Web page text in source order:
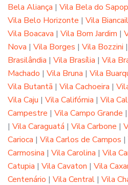
Bela Aliança | Vila Bela do
Vila Belo Horizonte | Vila
Vila Boacava | Vila Bom Jardim |
Nova | Vila Borges | Vila Bozzini |
Brasilândia | Vila Brasília | Vila
Machado | Vila Bruna | Vila
Vila Butantã | Vila Cachoeira |
Vila Caju | Vila Califórnia | Vila
Campestre | Vila Campo Grande |
| Vila Caraguatá | Vila Carbone |
Carioca | Vila Carlos de Campos |
Carmosina | Vila Carolina | Vila
Catupia | Vila Cavaton | Vila
Centenário | Vila Central | Vila